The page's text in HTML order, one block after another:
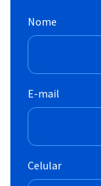
Nome
E-mail
Celular